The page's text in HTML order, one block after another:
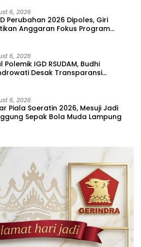
6, 2026
Perubahan 2026 Dipoles, Giri
Anggaran Fokus Program
6, 2026
Polemik IGD RSUDAM, Budhi
Desak Transparansi
6, 2026
Piala Soeratin 2026, Mesuji Jadi
Sepak Bola Muda Lampung